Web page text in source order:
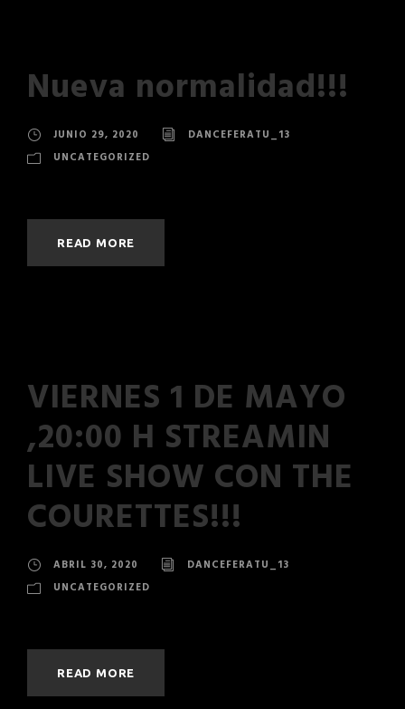
Nueva normalidad!!!
JUNIO 29, 2020
DANCEFERATU_13
UNCATEGORIZED
READ MORE
VIERNES 1 DE MAYO
,20:00 H STREAMIN
LIVE SHOW CON THE
COURETTES!!!
ABRIL 30, 2020
DANCEFERATU_13
UNCATEGORIZED
READ MORE